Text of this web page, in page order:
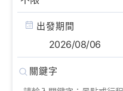
出發期間